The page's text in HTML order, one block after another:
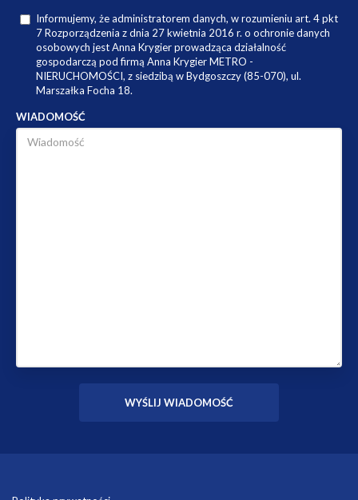
Informujemy, że administratorem danych, w rozumieniu art. 4 pkt
7 Rozporządzenia z dnia 27 kwietnia 2016 r. o ochronie danych
osobowych jest Anna Krygier prowadząca działalność
gospodarczą pod firmą Anna Krygier METRO -
NIERUCHOMOŚCI, z siedzibą w Bydgoszczy (85-070), ul.
Marszałka Focha 18.
WIADOMOŚĆ